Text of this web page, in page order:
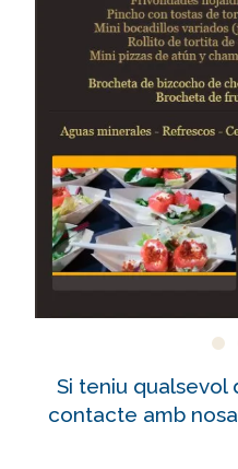
Si teniu qualsevol
contacte amb